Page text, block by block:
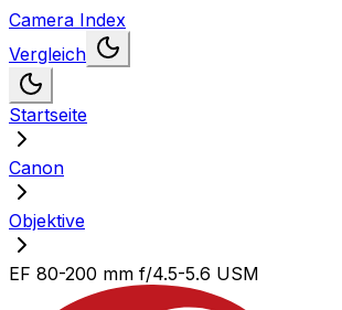
Camera Index
Vergleich
Startseite
Canon
Objektive
EF 80-200 mm f/4.5-5.6 USM